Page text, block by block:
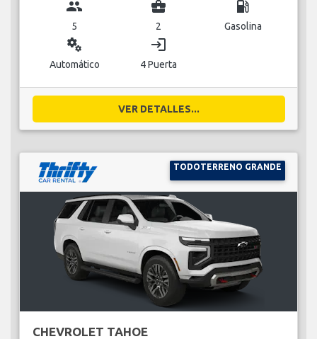
group
5
business_center
2
local_gas_station
Gasolina
miscellaneous_services
Automático
login
4 Puerta
VER DETALLES...
TODOTERRENO GRANDE
CHEVROLET TAHOE